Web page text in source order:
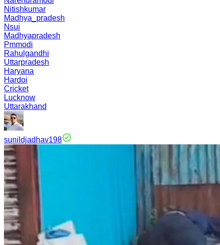
Nitishkumar
Madhya_pradesh
Nsui
Madhyapradesh
Pmmodi
Rahulgandhi
Uttarpradesh
Haryana
Hardoi
Cricket
Lucknow
Uttarakhand
sunildjadhav198